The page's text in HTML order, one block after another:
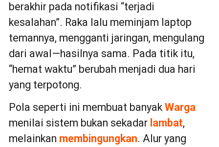
berakhir pada notifikasi “terjadi
kesalahan”. Raka lalu meminjam laptop
temannya, mengganti jaringan, mengulang
dari awal—hasilnya sama. Pada titik itu,
“hemat waktu” berubah menjadi dua hari
yang terpotong.
Pola seperti ini membuat banyakWarga
menilai sistem bukan sekadar lambat,
melainkan membingungkan. Alur yang